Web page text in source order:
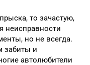
то зачастую,
неисправности
но не всегда.
забиты и
автолюбители